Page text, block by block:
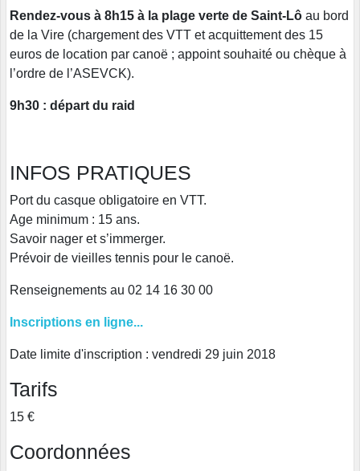
Rendez-vous à 8h15 à la plage verte de Saint-Lô au bord
de la Vire (chargement des VTT et acquittement des 15
euros de location par canoë ; appoint souhaité ou chèque à
l’ordre de l’ASEVCK).
9h30 : départ du raid
INFOS PRATIQUES
Port du casque obligatoire en VTT.
Age minimum : 15 ans.
Savoir nager et s’immerger.
Prévoir de vieilles tennis pour le canoë.
Renseignements au 02 14 16 30 00
Inscriptions en ligne...
Date limite d'inscription : vendredi 29 juin 2018
Tarifs
15 €
Coordonnées